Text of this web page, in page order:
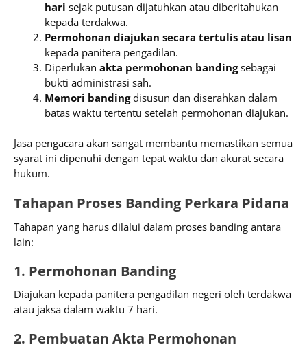
hari sejak putusan dijatuhkan atau diberitahukan
kepada terdakwa.
Permohonan diajukan secara tertulis atau lisan
kepada panitera pengadilan.
Diperlukan akta permohonan bandingsebagai
bukti administrasi sah.
Memori bandingdisusun dan diserahkan dalam
batas waktu tertentu setelah permohonan diajukan.
Jasa pengacara akan sangat membantu memastikan semua
syarat ini dipenuhi dengan tepat waktu dan akurat secara
hukum.
Tahapan Proses Banding Perkara Pidana
Tahapan yang harus dilalui dalam proses banding antara
lain:
1. Permohonan Banding
Diajukan kepada panitera pengadilan negeri oleh terdakwa
atau jaksa dalam waktu 7 hari.
2. Pembuatan Akta Permohonan